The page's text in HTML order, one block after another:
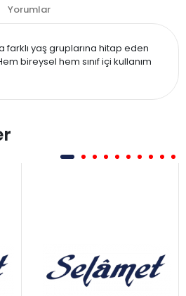
Yorumlar
farklı yaş gruplarına hitap eden
bireysel hem sınıf içi kullanım